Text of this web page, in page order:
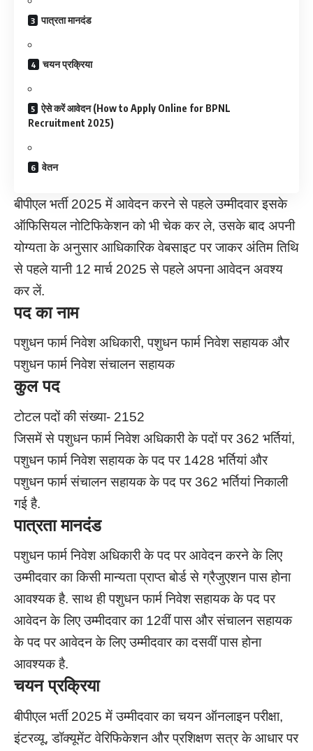
पात्रता मानदंड
चयन प्रक्रिया
ऐसे करें आवेदन (How to Apply Online for BPNL
Recruitment 2025)
वेतन
बीपीएल भर्ती 2025 में आवेदन करने से पहले उम्मीदवार इसके
ऑफिसियल नोटिफिकेशन को भी चेक कर ले, उसके बाद अपनी
योग्यता के अनुसार आधिकारिक वेबसाइट पर जाकर अंतिम तिथि
से पहले यानी 12 मार्च 2025 से पहले अपना आवेदन अवश्य
कर लें.
पद का नाम
पशुधन फार्म निवेश अधिकारी, पशुधन फार्म निवेश सहायक और
पशुधन फार्म निवेश संचालन सहायक
कुल पद
टोटल पदों की संख्या- 2152
जिसमें से पशुधन फार्म निवेश अधिकारी के पदों पर 362 भर्तियां,
पशुधन फार्म निवेश सहायक के पद पर 1428 भर्तियां और
पशुधन फार्म संचालन सहायक के पद पर 362 भर्तियां निकाली
गई है.
पात्रता मानदंड
पशुधन फार्म निवेश अधिकारी के पद पर आवेदन करने के लिए
उम्मीदवार का किसी मान्यता प्राप्त बोर्ड से ग्रैजुएशन पास होना
आवश्यक है. साथ ही पशुधन फार्म निवेश सहायक के पद पर
आवेदन के लिए उम्मीदवार का 12वीं पास और संचालन सहायक
के पद पर आवेदन के लिए उम्मीदवार का दसवीं पास होना
आवश्यक है.
चयन प्रक्रिया
बीपीएल भर्ती 2025 में उम्मीदवार का चयन ऑनलाइन परीक्षा,
इंटरव्यू, डॉक्यूमेंट वेरिफिकेशन और प्रशिक्षण सत्र के आधार पर